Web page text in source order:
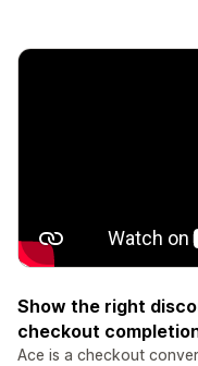
Show the right
checkout
Ace is a checkout